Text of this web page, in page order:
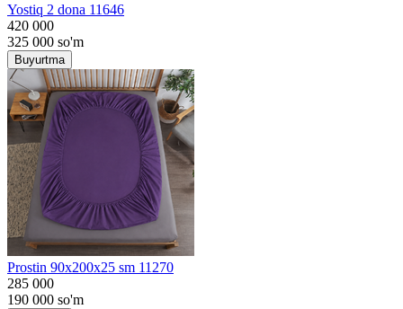
Yostiq 2 dona 11646
420 000
325 000 so'm
Buyurtma
Prostin 90x200x25 sm 11270
285 000
190 000 so'm